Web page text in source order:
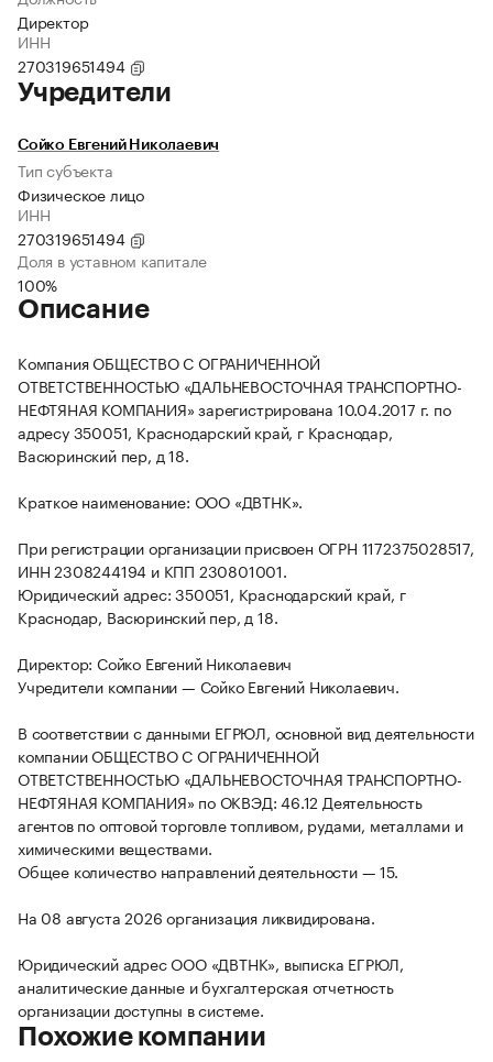
Директор
ИНН
270319651494
Учредители
Сойко Евгений Николаевич
Тип субъекта
Физическое лицо
ИНН
270319651494
Доля в уставном капитале
100%
Описание
Компания ОБЩЕСТВО С ОГРАНИЧЕННОЙ
ОТВЕТСТВЕННОСТЬЮ «ДАЛЬНЕВОСТОЧНАЯ ТРАНСПОРТНО-
НЕФТЯНАЯ КОМПАНИЯ» зарегистрирована 10.04.2017 г. по
адресу 350051, Краснодарский край, г Краснодар,
Васюринский пер, д 18.
Краткое наименование: ООО «ДВТНК».
При регистрации организации присвоен ОГРН 1172375028517,
ИНН 2308244194 и КПП 230801001.
Юридический адрес: 350051, Краснодарский край, г
Краснодар, Васюринский пер, д 18.
Директор: Сойко Евгений Николаевич
Учредители компании — Сойко Евгений Николаевич.
В соответствии с данными ЕГРЮЛ, основной вид деятельности
компании ОБЩЕСТВО С ОГРАНИЧЕННОЙ
ОТВЕТСТВЕННОСТЬЮ «ДАЛЬНЕВОСТОЧНАЯ ТРАНСПОРТНО-
НЕФТЯНАЯ КОМПАНИЯ» по ОКВЭД: 46.12 Деятельность
агентов по оптовой торговле топливом, рудами, металлами и
химическими веществами.
Общее количество направлений деятельности — 15.
На 08 августа 2026 организация ликвидирована.
Юридический адрес ООО «ДВТНК», выписка ЕГРЮЛ,
аналитические данные и бухгалтерская отчетность
организации доступны в системе.
Похожие компании